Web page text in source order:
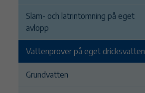
Slam- och latrintömning på eget
avlopp
Vattenprover på eget dricksvatten
Grundvatten